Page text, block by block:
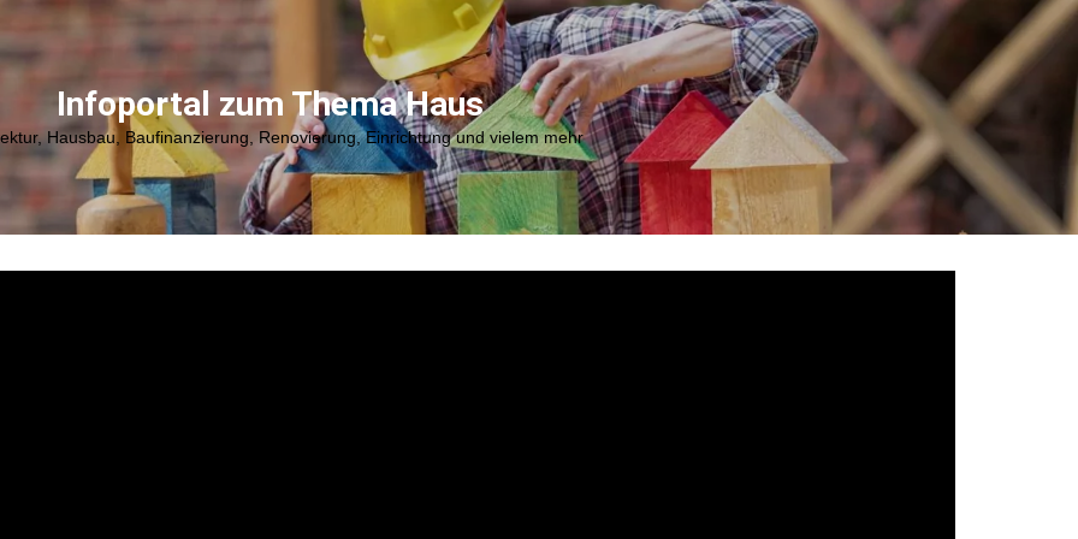
Infoportal zum Thema Haus
Hausbau, Baufinanzierung, Renovierung, Einrichtung und vielem mehr